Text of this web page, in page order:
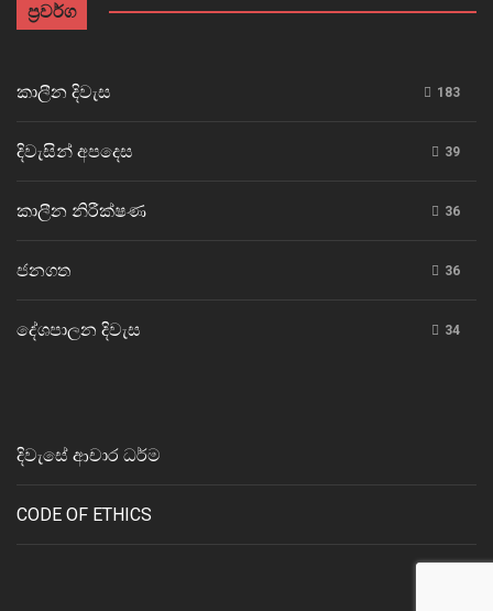
ප්‍රවර්ග
කාලීන දිවැස 183
දිවැසින් අපදෙස 39
කාලීන නිරීක්ෂණ 36
ජනගත 36
දේශපාලන දිවැස 34
දිවැසේ ආචාර ධර්ම
CODE OF ETHICS